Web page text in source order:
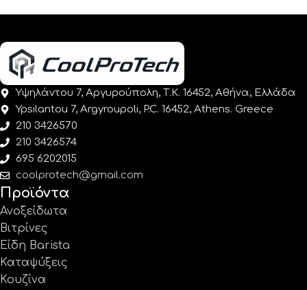
Υψηλάντου 7, Αργυρούπολη, Τ.Κ. 16452, Αθήνα, Ελλάδα
Ypsilantou 7, Argyroupoli, P.C. 16452, Athens. Greece
210 3426570
210 3426574
695 6202015
coolprotech@gmail.com
Προϊόντα
Ανοξείδωτα
Βιτρίνες
Είδη Barista
Καταψύξεις
Κουζίνα